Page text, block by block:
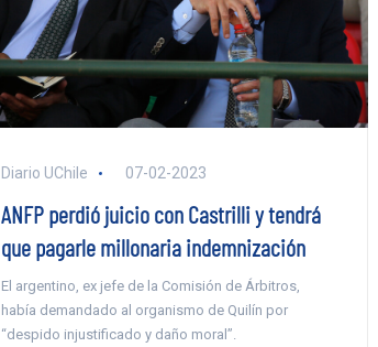
Diario UChile 07-02-2023
ANFP perdió juicio con Castrilli y tendrá
que pagarle millonaria indemnización
El argentino, ex jefe de la Comisión de Árbitros,
había demandado al organismo de Quilín por
“despido injustificado y daño moral”.